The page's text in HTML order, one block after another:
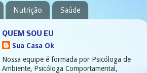
Nutrição Saúde
QUEM SOU EU
Sua Casa Ok
Nossa equipe é formada por Psicóloga de
Ambiente, Psicóloga Comportamental,